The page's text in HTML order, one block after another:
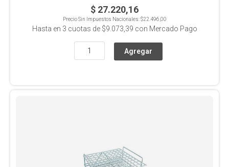
$ 27.220,16
Precio Sin Impuestos Nacionales:$22.496,00
Hasta en 3 cuotas de $9.073,39 con Mercado Pago